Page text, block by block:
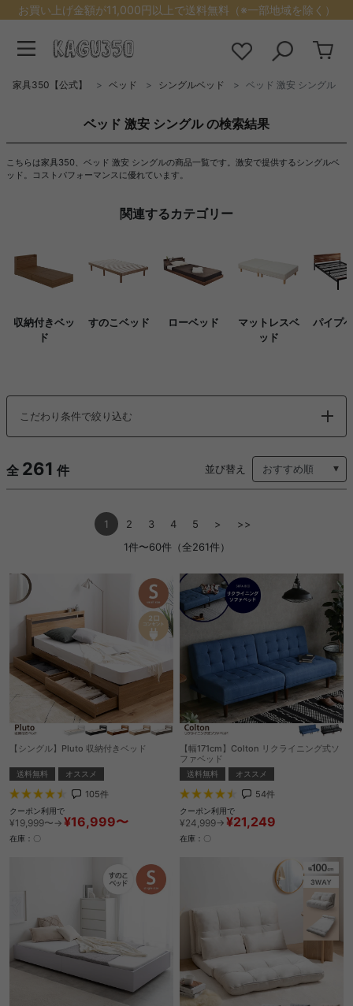
お買い上げ金額が11,000円以上で送料無料（※一部地域を除く）
家具350【公式】 ベッド シングルベッド ベッド 激安 シングル
ベッド 激安 シングル の検索結果
こちらは家具350、ベッド 激安 シングルの商品一覧です。激安で提供するシングルベ
ッド。コストパフォーマンスに優れています。
関連するカテゴリー
収納付きベッ
ド
すのこベッド ローベッド
マットレスベ
ッド
パイプ
こだわり条件で絞り込む
全 261 件 並び替え
1 2 3 4 5 >
>>
1件〜60件（全261件）
【シングル】Pluto 収納付きベッド
送料無料 オススメ
105件
クーポン利用で
¥19,999〜→ ¥16,999〜
在庫：〇
【幅171cm】Colton リクライニング式ソ
ファベッド
送料無料 オススメ
54件
クーポン利用で
¥24,999→ ¥21,249
在庫：〇